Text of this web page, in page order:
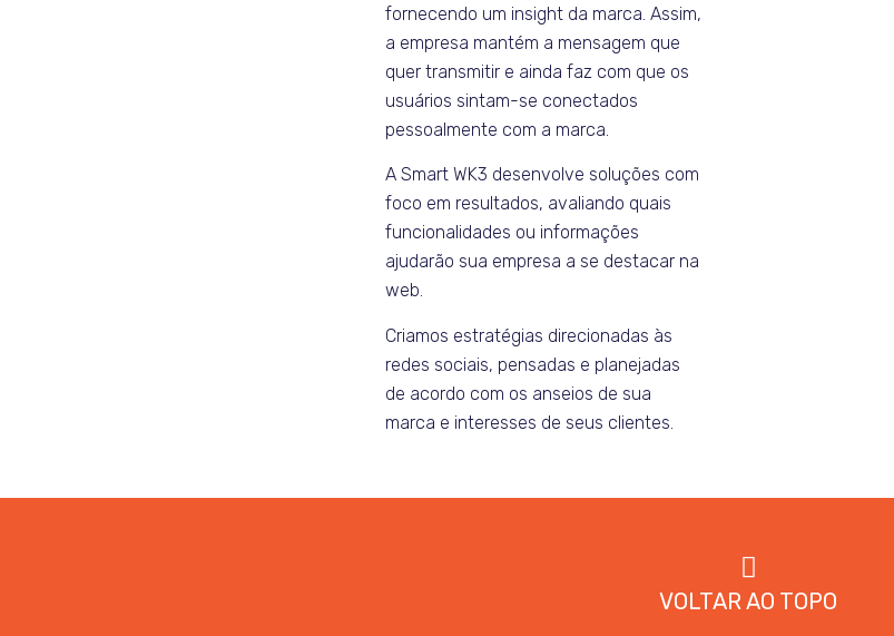
fornecendo um insight da marca. Assim,
a empresa mantém a mensagem que
quer transmitir e ainda faz com que os
usuários sintam-se conectados
pessoalmente com a marca.
A Smart WK3 desenvolve soluções com
foco em resultados, avaliando quais
funcionalidades ou informações
ajudarão sua empresa a se destacar na
web.
Criamos estratégias direcionadas às
redes sociais, pensadas e planejadas
de acordo com os anseios de sua
marca e interesses de seus clientes.
VOLTAR AO TOPO